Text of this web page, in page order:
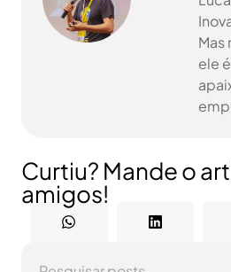
Mas
ele
Curtiu? Mande o
amigos!